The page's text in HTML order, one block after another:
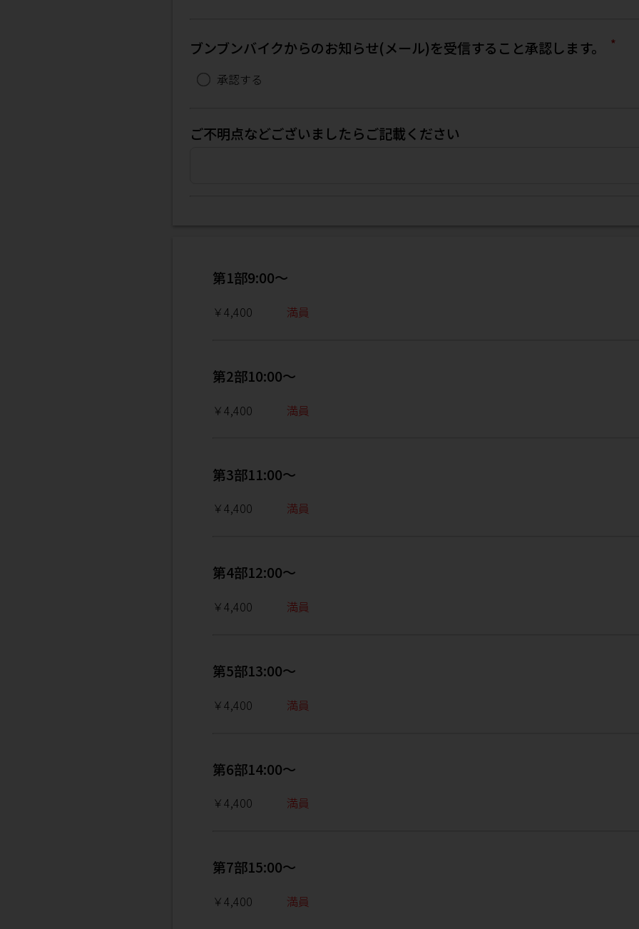
ブンブンバイクからのお知らせ(メール)を受信すること承認します。 *
承認する
ご不明点などございましたらご記載ください
第1部9:00～
￥4,400 満員
第2部10:00～
￥4,400 満員
第3部11:00～
￥4,400 満員
第4部12:00～
￥4,400 満員
第5部13:00～
￥4,400 満員
第6部14:00～
￥4,400 満員
第7部15:00～
￥4,400 満員